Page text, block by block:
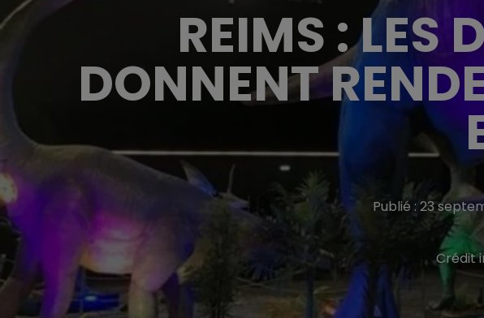
REIMS : LES
DONNENT
Publié : 23
Crédit